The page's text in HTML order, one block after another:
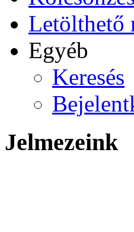
Letölthető
Egyéb
Keresés
Jelmezeink